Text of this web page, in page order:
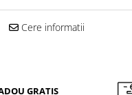
Cere informatii
GRATIS